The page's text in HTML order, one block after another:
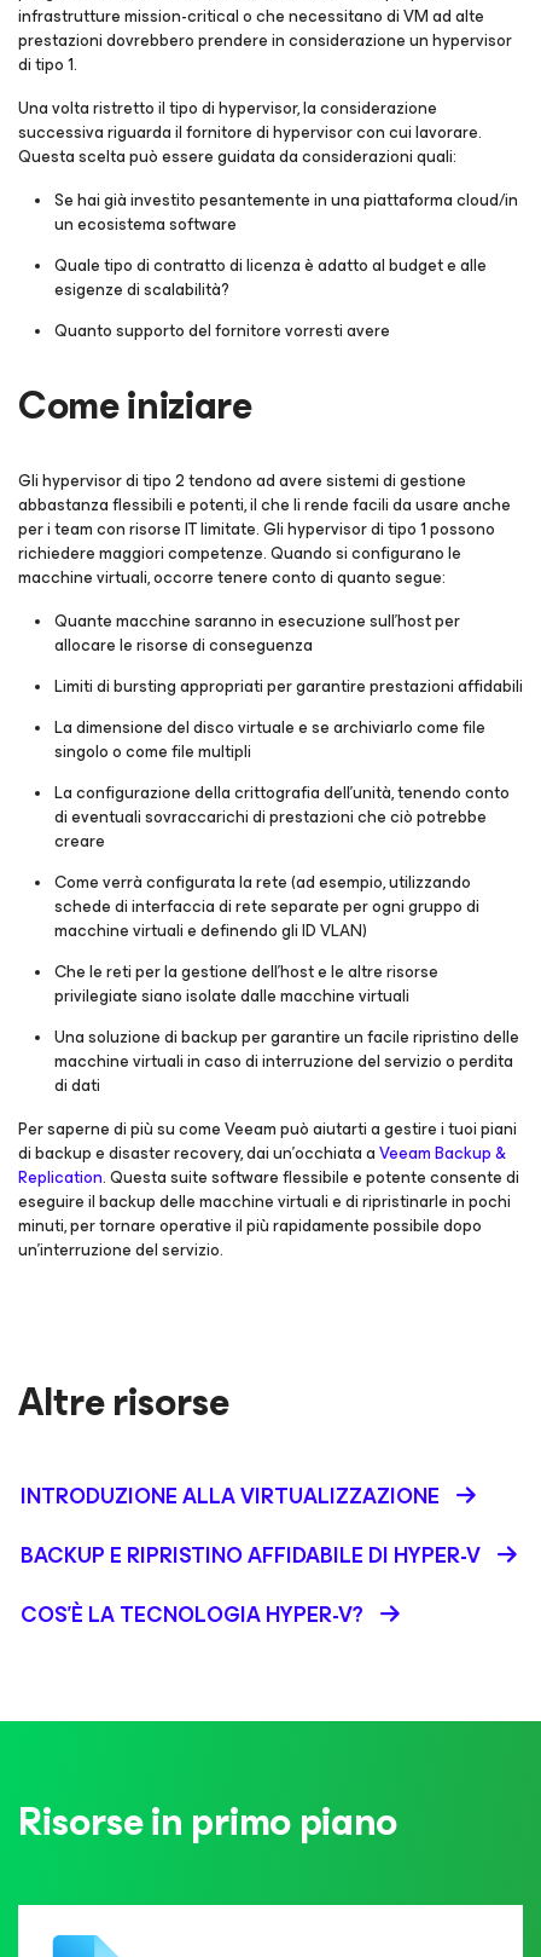
infrastrutture mission-critical o che necessitano di VM ad alte
prestazioni dovrebbero prendere in considerazione un hypervisor
di tipo 1.
Una volta ristretto il tipo di hypervisor, la considerazione
successiva riguarda il fornitore di hypervisor con cui lavorare.
Questa scelta può essere guidata da considerazioni quali:
Se hai già investito pesantemente in una piattaforma cloud/in
un ecosistema software
Quale tipo di contratto di licenza è adatto al budget e alle
esigenze di scalabilità?
Quanto supporto del fornitore vorresti avere
Come iniziare
Gli hypervisor di tipo 2 tendono ad avere sistemi di gestione
abbastanza flessibili e potenti, il che li rende facili da usare anche
per i team con risorse IT limitate. Gli hypervisor di tipo 1 possono
richiedere maggiori competenze. Quando si configurano le
macchine virtuali, occorre tenere conto di quanto segue:
Quante macchine saranno in esecuzione sull'host per
allocare le risorse di conseguenza
Limiti di bursting appropriati per garantire prestazioni affidabili
La dimensione del disco virtuale e se archiviarlo come file
singolo o come file multipli
La configurazione della crittografia dell'unità, tenendo conto
di eventuali sovraccarichi di prestazioni che ciò potrebbe
creare
Come verrà configurata la rete (ad esempio, utilizzando
schede di interfaccia di rete separate per ogni gruppo di
macchine virtuali e definendo gli ID VLAN)
Che le reti per la gestione dell'host e le altre risorse
privilegiate siano isolate dalle macchine virtuali
Una soluzione di backup per garantire un facile ripristino delle
macchine virtuali in caso di interruzione del servizio o perdita
di dati
Per saperne di più su come Veeam può aiutarti a gestire i tuoi piani
di backup e disaster recovery, dai un'occhiata aVeeam Backup &
Replication. Questa suite software flessibile e potente consente di
eseguire il backup delle macchine virtuali e di ripristinarle in pochi
minuti, per tornare operative il più rapidamente possibile dopo
un'interruzione del servizio.
Altre risorse
INTRODUZIONE ALLA VIRTUALIZZAZIONE
BACKUP E RIPRISTINO AFFIDABILE DI HYPER-V
COS'È LA TECNOLOGIA HYPER-V?
Risorse in primo piano